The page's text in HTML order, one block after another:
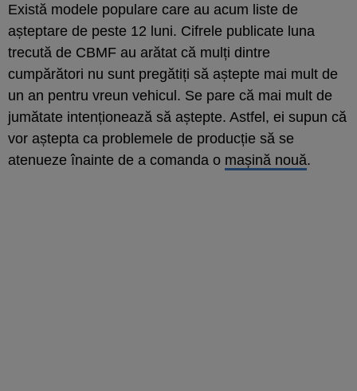
Există modele populare care au acum liste de
așteptare de peste 12 luni. Cifrele publicate luna
trecută de CBMF au arătat că mulți dintre
cumpărători nu sunt pregătiți să aștepte mai mult de
un an pentru vreun vehicul. Se pare că mai mult de
jumătate intenționează să aștepte. Astfel, ei supun că
vor aștepta ca problemele de producție să se
atenueze înainte de a comanda o mașină nouă.